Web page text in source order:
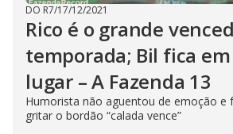
DO R7/17/12/2021
Rico é o grande
temporada; Bil fica
lugar – A Fazenda 13
Humorista não aguentou de emoção e
gritar o bordão “calada vence”